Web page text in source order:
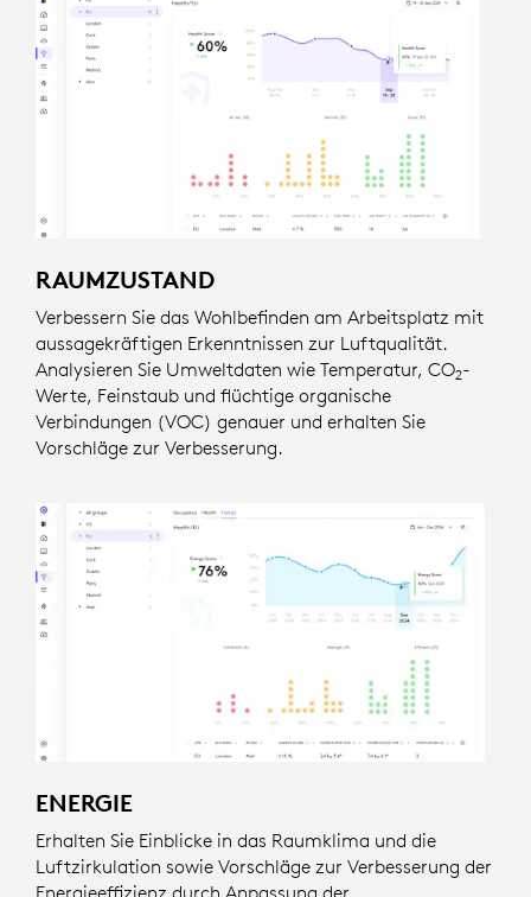
RAUMZUSTAND
Verbessern Sie das Wohlbefinden am Arbeitsplatz mit
aussagekräftigen Erkenntnissen zur Luftqualität.
Analysieren Sie Umweltdaten wie Temperatur, CO2-
Werte, Feinstaub und flüchtige organische
Verbindungen (VOC) genauer und erhalten Sie
Vorschläge zur Verbesserung.
ENERGIE
Erhalten Sie Einblicke in das Raumklima und die
Luftzirkulation sowie Vorschläge zur Verbesserung der